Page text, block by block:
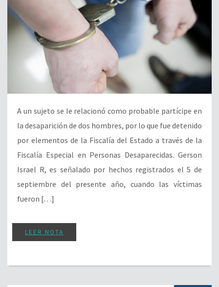
A un sujeto se le relacionó como probable partícipe en
la desaparición de dos hombres, por lo que fue detenido
por elementos de la Fiscalía del Estado a través de la
Fiscalía Especial en Personas Desaparecidas. Gerson
Israel R, es señalado por hechos registrados el 5 de
septiembre del presente año, cuando las víctimas
fueron […]
LEER NOTA